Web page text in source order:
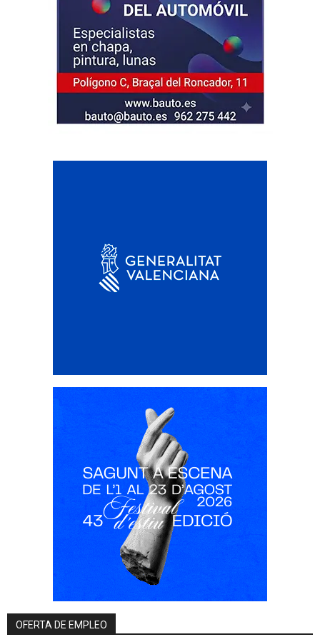
OFERTA DE EMPLEO